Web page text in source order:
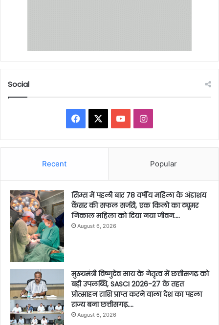
Social
Facebook YouTubeInstagram
Recent Popular
सिम्स में पहली बार 78 वर्षीय महिला के अंडाशय
कैंसर की सफल सर्जरी, एक किलो का ट्यूमर
निकाल महिला को दिया नया जीवन….
August 6, 2026
मुख्यमंत्री विष्णुदेव साय के नेतृत्व में छत्तीसगढ़ को
बड़ी उपलब्धि, SASCI 2026-27 के तहत
प्रोत्साहन राशि प्राप्त करने वाला देश का पहला
राज्य बना छत्तीसगढ़….
August 6, 2026